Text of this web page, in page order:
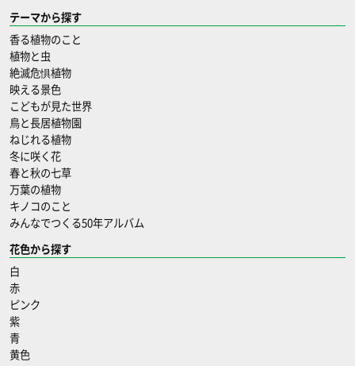
テーマから探す
香る植物のこと
植物と虫
絶滅危惧植物
映える景色
こどもが見た世界
鳥と長居植物園
ねじれる植物
冬に咲く花
春と秋の七草
万葉の植物
キノコのこと
みんなでつくる50年アルバム
花色から探す
白
赤
ピンク
紫
青
黄色